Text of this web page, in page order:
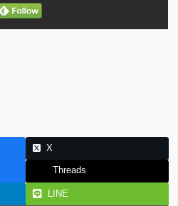
X
Threads
LINE